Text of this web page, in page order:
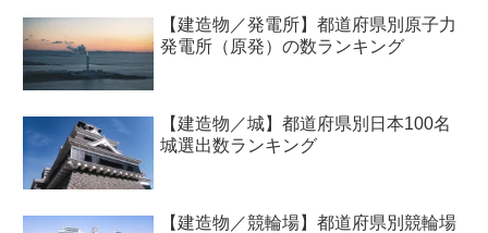
【建造物／発電所】都道府県別原子力
発電所（原発）の数ランキング
【建造物／城】都道府県別日本100名
城選出数ランキング
【建造物／競輪場】都道府県別競輪場